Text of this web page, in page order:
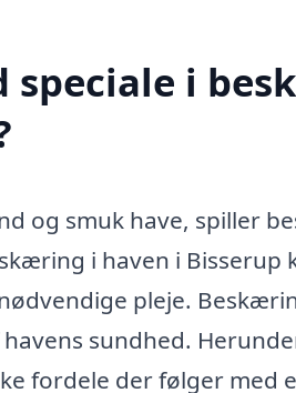
speciale i
og smuk have, spiller
i haven i Bisserup
pleje.
sundhed.
fordele der følger med